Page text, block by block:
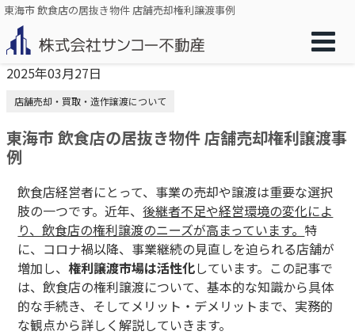
東海市 飲食店の居抜き物件 店舗売却権利譲渡事例
2025年03月27日
店舗売却・買取・造作譲渡について
東海市 飲食店の居抜き物件 店舗売却権利譲渡事
例
飲食店経営者にとって、事業の売却や譲渡は重要な選択
肢の一つです。近年、後継者不足や経営環境の変化によ
り、飲食店の権利譲渡のニーズが高まっています。 特
に、コロナ禍以降、事業継続の見直しを迫られる店舗が
増加し、 権利譲渡市場は活性化しています。この記事で
は、飲食店の権利譲渡について、基本的な知識から具体
的な手続き、そしてメリット・デメリットまで、実務的
な観点から詳しく解説していきます。